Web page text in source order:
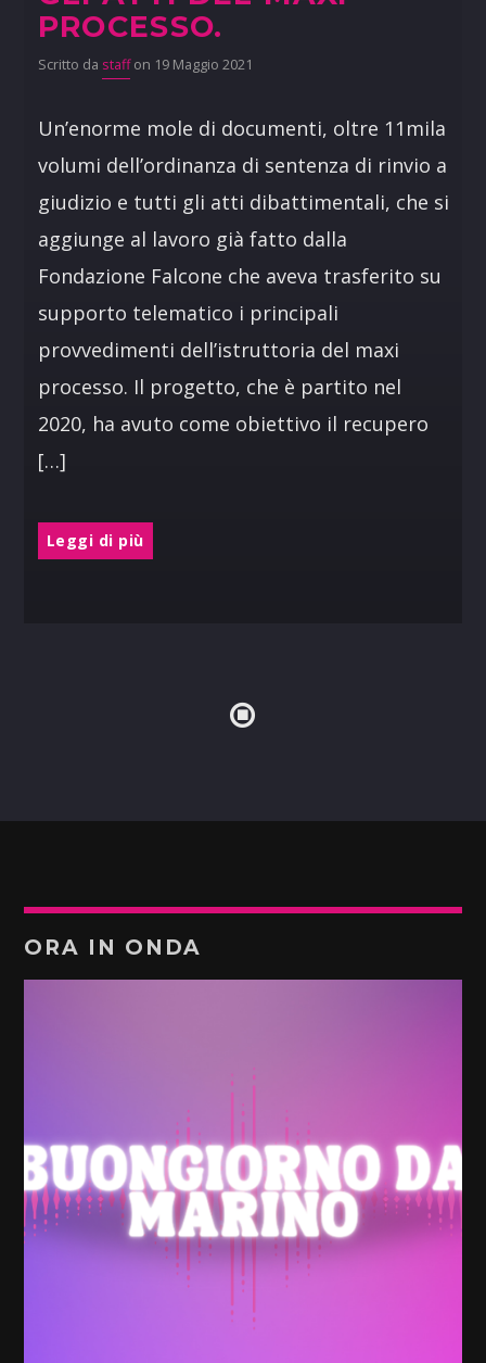
PROCESSO.
Scritto da staffon 19 Maggio 2021
Un’enorme mole di documenti, oltre 11mila
volumi dell’ordinanza di sentenza di rinvio a
giudizio e tutti gli atti dibattimentali, che si
aggiunge al lavoro già fatto dalla
Fondazione Falcone che aveva trasferito su
supporto telematico i principali
provvedimenti dell’istruttoria del maxi
processo. Il progetto, che è partito nel
2020, ha avuto come obiettivo il recupero
[…]
Leggi di più
ORA IN ONDA